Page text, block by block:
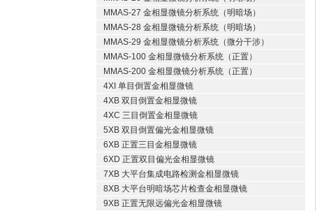
MMAS-27 金相显微镜分析系统（明暗场）
MMAS-28 金相显微镜分析系统（明暗场）
MMAS-29 金相显微镜分析系统（微分干涉）
MMAS-100 金相显微镜分析系统（正置）
MMAS-200 金相显微镜分析系统（正置）
4XI 单目倒置金相显微镜
4XB 双目倒置金相显微镜
4XC 三目倒置金相显微镜
5XB 双目倒置偏光金相显微镜
6XB 正置三目金相显微镜
6XD 正置双目偏光金相显微镜
7XB 大平台集成电路检测金相显微镜
8XB 大平台明暗场芯片检查金相显微镜
9XB 正置无限远偏光金相显微镜